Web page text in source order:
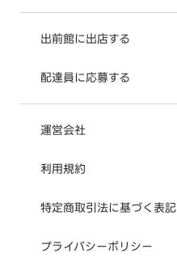
出前館に出店する
配達員に応募する
運営会社
利用規約
特定商取引法に基づく表記
プライバシーポリシー